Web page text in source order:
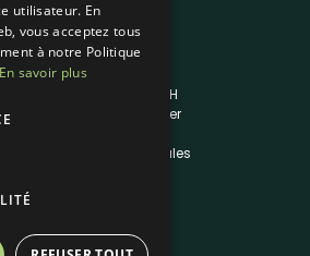
Liens utiles
Traiteur en 48H
Nous contacter
Mentions légales
utilisateur. En
vous acceptez tous
à notre Politique
En savoir plus